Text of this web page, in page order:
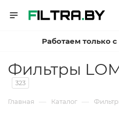
Работаем только
Фильтры
323
Главная — Каталог —